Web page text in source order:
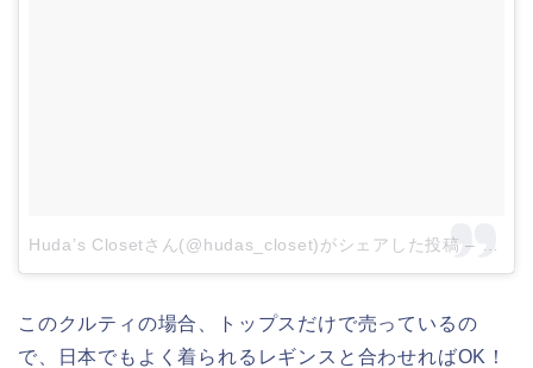
Huda’s Closetさん(@hudas_closet)がシェアした投稿 –
このクルティの場合、トップスだけで売っているの
で、日本でもよく着られるレギンスと合わせればOK！